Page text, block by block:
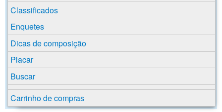
Classificados
Enquetes
Dicas de composição
Placar
Buscar
Carrinho de compras